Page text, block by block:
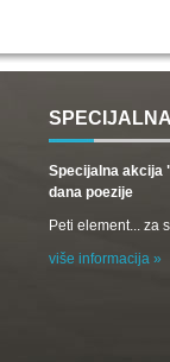
Specijalna akcija
dana poezije
Peti element... za
više informacija »